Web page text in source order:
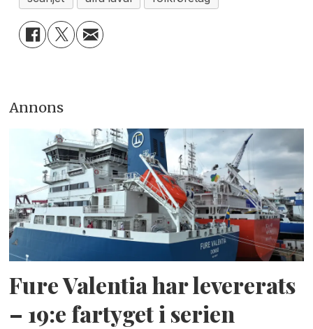
Annons
Fure Valentia har levererats
– 19:e fartyget i serien